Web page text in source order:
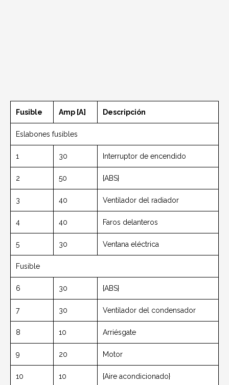
Fusible Amp [A] Descripción
Eslabones fusibles
1 30 Interruptor de encendido
2 50 {ABS}
3 40 Ventilador del radiador
4 40 Faros delanteros
5 30 Ventana eléctrica
Fusible
6 30 {ABS}
7 30 Ventilador del condensador
8 10 Arriésgate
9 20 Motor
10 10 {Aire acondicionado}